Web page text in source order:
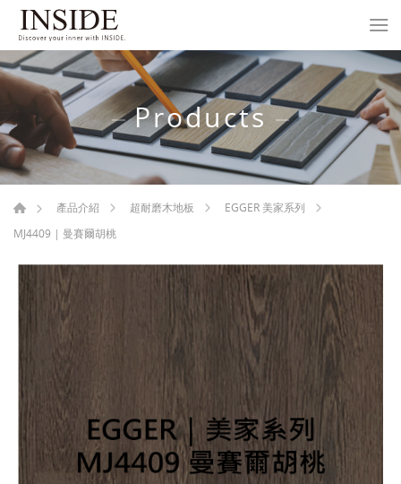
Products
產品介紹 超耐磨木地板
EGGER 美家系列
MJ4409 | 曼賽爾胡桃